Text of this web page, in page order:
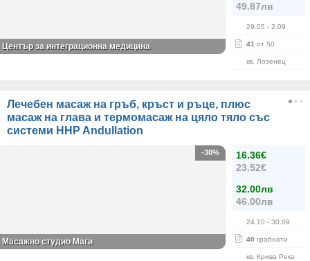
49.87лв
29.05 - 2.09
41 от 50
кв. Лозенец
Център за интеграционна медицина
Лечебен масаж на гръб, кръст и ръце, плюс
масаж на глава и термомасаж на цяло тяло със
системи HHP Andullation
16.36€
23.52€
32.00лв
46.00лв
24.10 - 30.09
40 грабнати
кв. Крива Река
-30%
Масажно студио Маги